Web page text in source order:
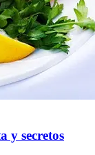
y secretos